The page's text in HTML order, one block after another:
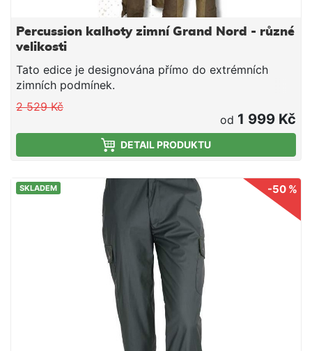
Percussion kalhoty zimní Grand Nord - různé
velikosti
Tato edice je designována přímo do extrémních
zimních podmínek.
2 529 Kč
od 1 999 Kč
DETAIL PRODUKTU
SKLADEM -50 %